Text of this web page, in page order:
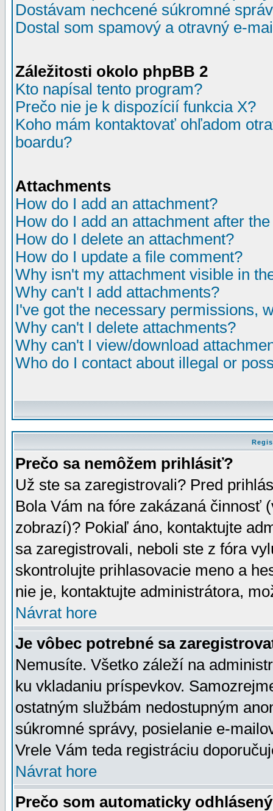
Dostávam nechcené súkromné
Dostal som spamový a otravný e-
Záležitosti okolo phpBB 2
Kto napísal tento program?
Prečo nie je k dispozícií funkcia X?
Koho mám kontaktovať ohľadom
boardu?
Attachments
How do I add an attachment?
How do I add an attachment after
How do I delete an attachment?
How do I update a file comment?
Why isn't my attachment visible in
Why can't I add attachments?
I've got the necessary permissions,
Why can't I delete attachments?
Why can't I view/download
Who do I contact about illegal or
Prečo sa nemôžem prihlásiť?
Už ste sa zaregistrovali? Pred
Bola Vám na fóre zakázaná činnosť
zobrazí)? Pokiaľ áno, kontaktujte
sa zaregistrovali, neboli ste z fóra
skontrolujte prihlasovacie meno a
nie je, kontaktujte administrátora,
Návrat hore
Je vôbec potrebné sa
Nemusíte. Všetko záleží na
ku vkladaniu príspevkov.
ostatným službám nedostupným
súkromné správy, posielanie e-
Vrele Vám teda registráciu
Návrat hore
Prečo som automaticky